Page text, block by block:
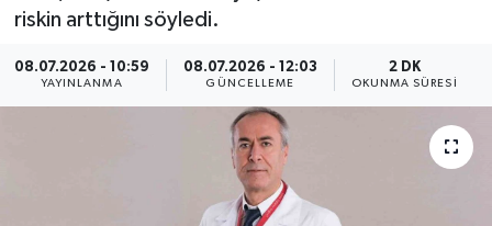
riskin arttığını söyledi.
08.07.2026 - 10:59
YAYINLANMA
08.07.2026 - 12:03
GÜNCELLEME
2 DK
OKUNMA SÜRESI
Canlı Maç
ÇEVRE